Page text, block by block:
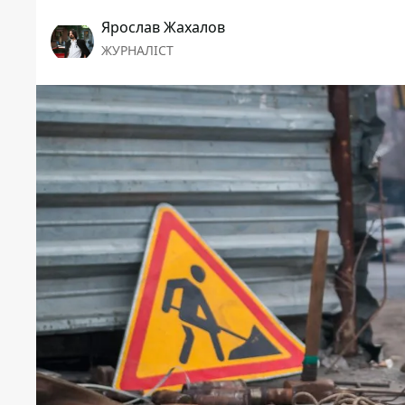
Ярослав Жахалов
ЖУРНАЛІСТ